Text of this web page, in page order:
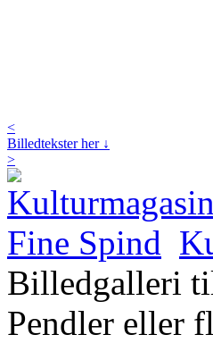
<
Billedtekster her ↓
>
Billedgalleri
Pendler eller